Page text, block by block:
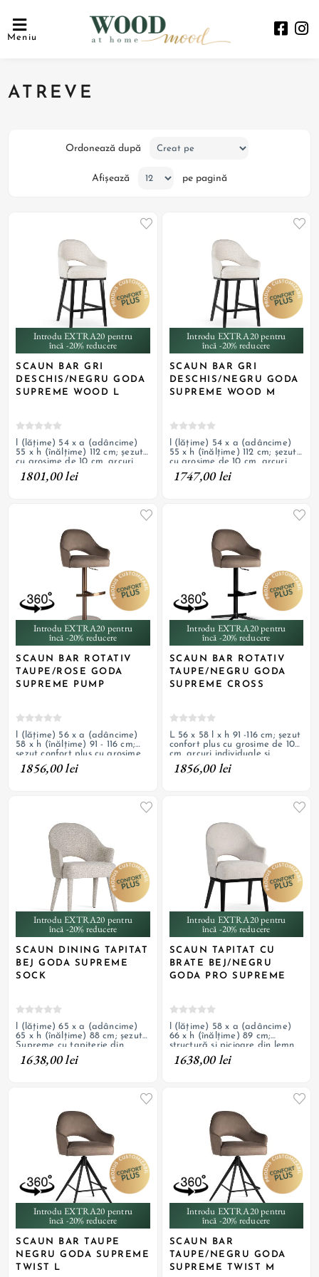
Meniu
ATREVE
Ordonează după
Afișează pe pagină
Introdu EXTRA20 pentru
încă -20% reducere
SCAUN BAR GRI
DESCHIS/NEGRU GODA
SUPREME WOOD L
l (lățime) 54 x a (adâncime)
55 x h (înălțime) 112 cm; șezut
cu grosime de 10 cm, arcuri
individuale și burete, tapițerie
din material textil, picioare din
1801,00 lei
Introdu EXTRA20 pentru
încă -20% reducere
SCAUN BAR GRI
DESCHIS/NEGRU GODA
SUPREME WOOD M
l (lățime) 54 x a (adâncime)
55 x h (înălțime) 112 cm; șezut
cu grosime de 10 cm, arcuri
individuale și burete, tapițerie
din material textil, picioare din
1747,00 lei
Introdu EXTRA20 pentru
încă -20% reducere
SCAUN BAR ROTATIV
TAUPE/ROSE GODA
SUPREME PUMP
l (lățime) 56 x a (adâncime)
58 x h (înălțime) 91 - 116 cm;
șezut confort plus cu grosime
de 10 cm, arcuri individuale și
burete, tapițerie din material
1856,00 lei
Introdu EXTRA20 pentru
încă -20% reducere
SCAUN BAR ROTATIV
TAUPE/NEGRU GODA
SUPREME CROSS
L 56 x 58 l x h 91 -116 cm; șezut
confort plus cu grosime de 10
cm, arcuri individuale și
burete, tapițerie din material
textil, pivotant, bază cu
1856,00 lei
Introdu EXTRA20 pentru
încă -20% reducere
SCAUN DINING TAPITAT
BEJ GODA SUPREME
SOCK
l (lățime) 65 x a (adâncime)
65 x h (înălțime) 88 cm; șezut
Supreme cu tapițerie din
material textil texturat și
umplutură cu arcuri
1638,00 lei
Introdu EXTRA20 pentru
încă -20% reducere
SCAUN TAPITAT CU
BRATE BEJ/NEGRU
GODA PRO SUPREME
l (lățime) 58 x a (adâncime)
66 x h (înălțime) 89 cm;
structură și picioare din lemn
de fag, tapițerie din catifea;
personalizabil
1638,00 lei
Introdu EXTRA20 pentru
încă -20% reducere
SCAUN BAR TAUPE
NEGRU GODA SUPREME
TWIST L
Introdu EXTRA20 pentru
încă -20% reducere
SCAUN BAR
TAUPE/NEGRU GODA
SUPREME TWIST M